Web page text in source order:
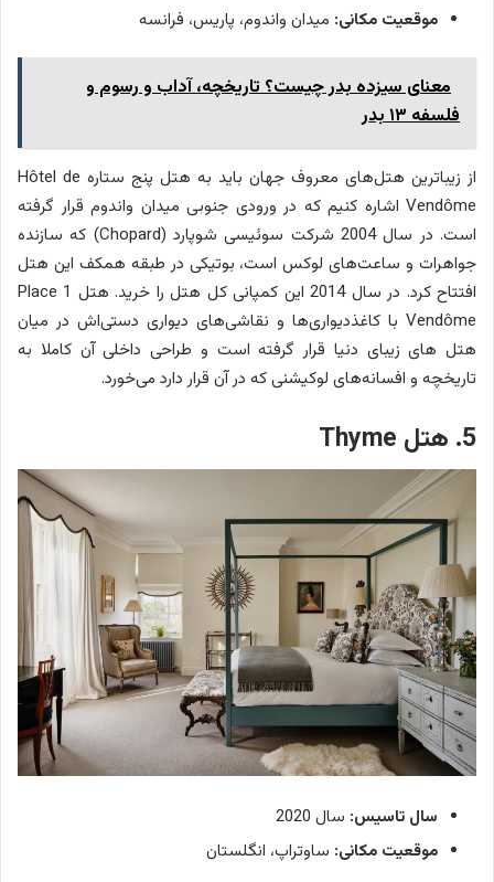
موقعیت مکانی: میدان واندوم، پاریس، فرانسه
معنای سیزده بدر چیست؟ تاریخچه، آداب و رسوم و
فلسفه ۱۳ بدر
از زیباترین هتل‌های معروف جهان باید به هتل پنج ستاره Hôtel de
Vendôme اشاره کنیم که در ورودی جنوبی میدان واندوم قرار گرفته
است. در سال 2004 شرکت سوئیسی شوپارد (Chopard) که سازنده
جواهرات و ساعت‌های لوکس است، بوتیکی در طبقه همکف این هتل
افتتاح کرد. در سال 2014 این کمپانی کل هتل را خرید. هتل 1 Place
Vendôme با کاغذدیواری‌ها و نقاشی‌های دیواری دستی‌اش در میان
هتل های زیبای دنیا قرار گرفته است و طراحی داخلی آن کاملا به
تاریخچه و افسانه‌های لوکیشنی که در آن قرار دارد می‌خورد.
5. هتل Thyme
سال تاسیس: سال 2020
موقعیت مکانی: ساوتراپ، انگلستان